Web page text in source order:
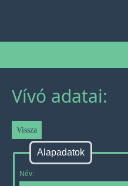
Vívó adatai:
Alapadatok
Név: